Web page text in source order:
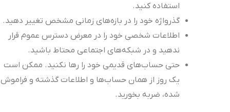
استفاده کنید.
گذرواژه خود را در بازه‌های زمانی مشخص تغییر دهید.
اطلاعات شخصی خود را در معرض دسترس عموم قرار
ندهید و در شبکه‌های اجتماعی محتاط باشید.
حتی حساب‌های قدیمی خود را رها نکنید. ممکن است
یک روز از همان حساب‌ها و اطلاعات گذشته و فراموش
شده، ضربه بخورید.